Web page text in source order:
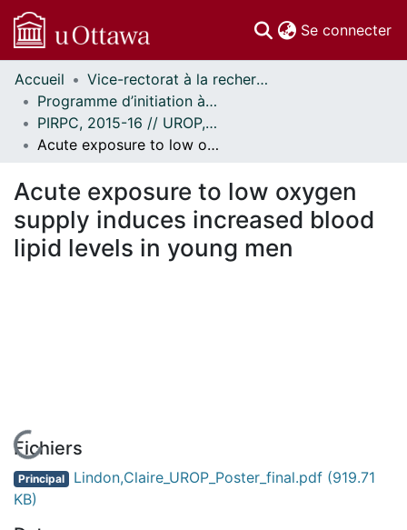
Se connecter
Communautés
et collections
Parcourir
Statistiques
À propos
Accueil
Vice-rectorat à la recherche // Office of the V-P, Research
Programme d’initiation à la recherche au premier cycle (PIRPC) // Undergraduate Research Opportunity Program (UROP)
PIRPC, 2015-16 // UROP, 2015-16
Acute exposure to low oxygen supply induces increased blood lipid levels in young men
Acute exposure to low oxygen
supply induces increased blood
lipid levels in young men
En cours de chargement...
Fichiers
Principal Lindon,Claire_UROP_Poster_final.pdf (919.71
KB)